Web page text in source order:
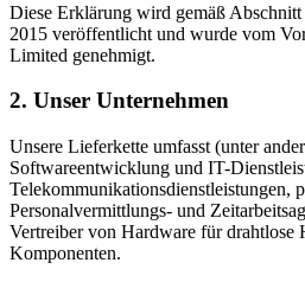
Diese Erklärung wird gemäß
2015 veröffentlicht und wurde vom
Limited genehmigt.
2. Unser Unternehmen
Unsere Lieferkette umfasst (unter
Softwareentwicklung und IT-
Telekommunikationsdienstleistungen,
Personalvermittlungs- und
Vertreiber von Hardware für drahtlose
Komponenten.